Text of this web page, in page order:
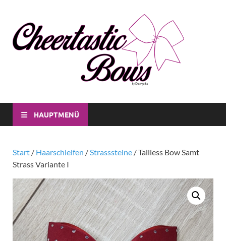
HAUPTMENÜ
Start / Haarschleifen /Strasssteine / Tailless Bow Samt
Strass Variante I